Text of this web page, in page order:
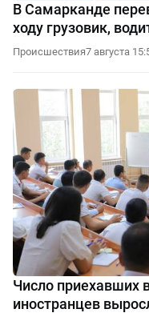
В Самарканде
ходу грузовик,
Происшествия7 августа
Число приехавших
иностранцев